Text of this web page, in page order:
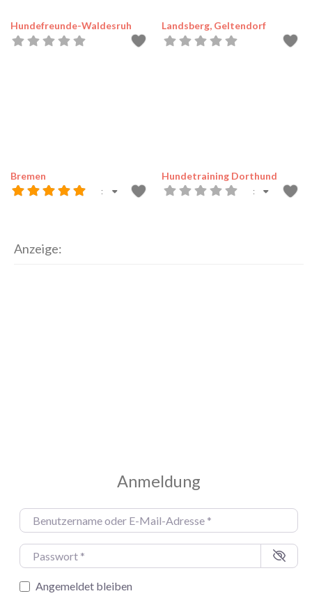
Hundefreunde-Waldesruh Landsberg, Geltendorf
Bremen
:
Hundetraining Dorthund
:
Anzeige:
Anmeldung
Benutzername oder E-Mail-Adresse
Passwort
Angemeldet bleiben